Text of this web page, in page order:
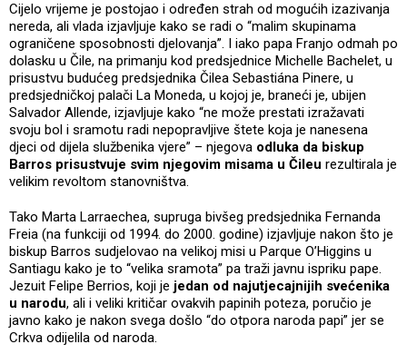
Cijelo vrijeme je postojao i određen strah od mogućih izazivanja
nereda, ali vlada izjavljuje kako se radi o “malim skupinama
ograničene sposobnosti djelovanja”. I iako papa Franjo odmah po
dolasku u Čile, na primanju kod predsjednice Michelle Bachelet, u
prisustvu budućeg predsjednika Čilea Sebastiána Pinere, u
predsjedničkoj palači La Moneda, u kojoj je, braneći je, ubijen
Salvador Allende, izjavljuje kako “ne može prestati izražavati
svoju bol i sramotu radi nepopravljive štete koja je nanesena
djeci od dijela službenika vjere” – njegova odluka da biskup
Barros prisustvuje svim njegovim misama u Čileu rezultirala je
velikim revoltom stanovništva.
Tako Marta Larraechea, supruga bivšeg predsjednika Fernanda
Freia (na funkciji od 1994. do 2000. godine) izjavljuje nakon što je
biskup Barros sudjelovao na velikoj misi u Parque O’Higgins u
Santiagu kako je to “velika sramota” pa traži javnu ispriku pape.
Jezuit Felipe Berrios, koji je jedan od najutjecajnijih svećenika
u narodu, ali i veliki kritičar ovakvih papinih poteza, poručio je
javno kako je nakon svega došlo “do otpora naroda papi” jer se
Crkva odijelila od naroda.